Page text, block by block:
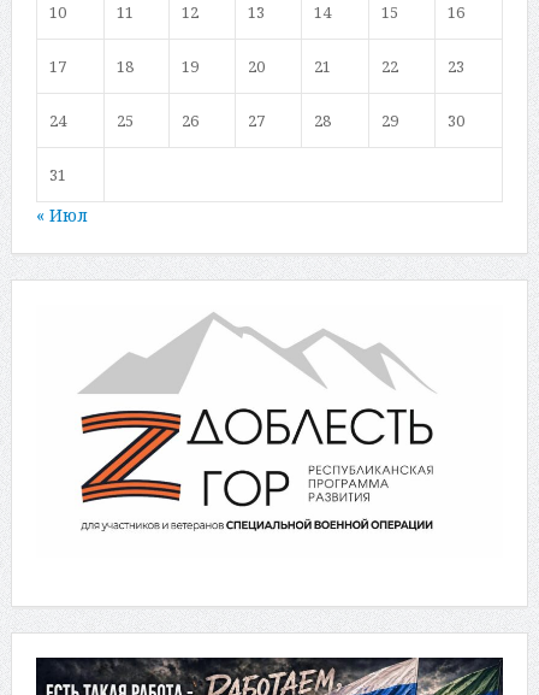
10 11 12 13 14 15 16
17 18 19 20 21 22 23
24 25 26 27 28 29 30
31
« Июл